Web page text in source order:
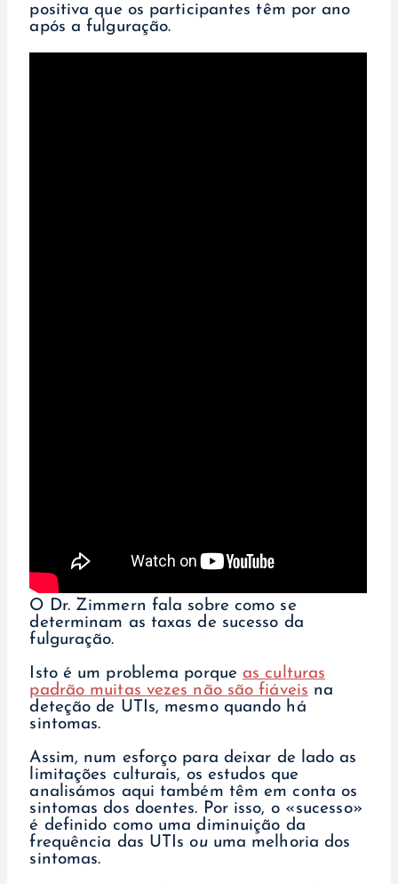
positiva que os participantes têm por ano
após a fulguração.
O Dr. Zimmern fala sobre como se
determinam as taxas de sucesso da
fulguração.
Isto é um problema porque as culturas
padrão muitas vezes não são fiáveis na
deteção de UTIs, mesmo quando há
sintomas.
Assim, num esforço para deixar de lado as
limitações culturais, os estudos que
analisámos aqui também têm em conta os
sintomas dos doentes. Por isso, o «sucesso»
é definido como uma diminuição da
frequência das UTIsouuma melhoria dos
sintomas.